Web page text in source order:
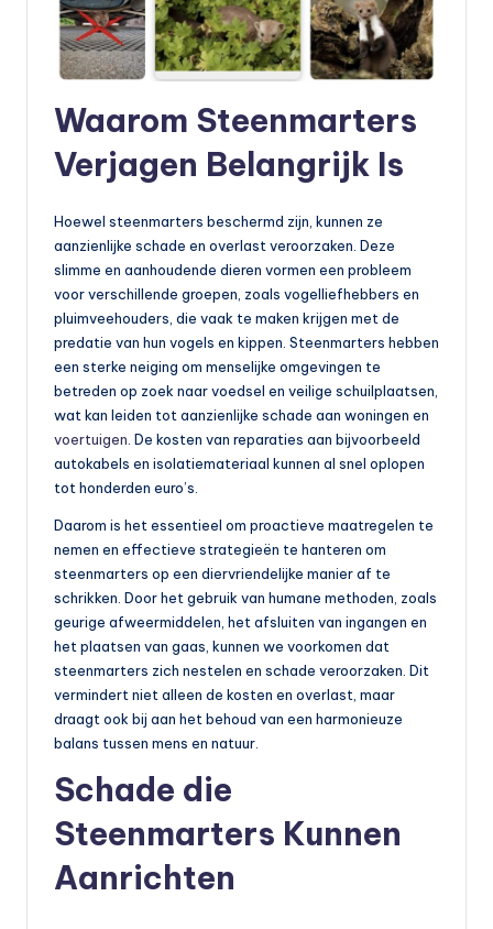
Waarom Steenmarters
Verjagen Belangrijk Is
Hoewel steenmarters beschermd zijn, kunnen ze
aanzienlijke schade en overlast veroorzaken. Deze
slimme en aanhoudende dieren vormen een probleem
voor verschillende groepen, zoals vogelliefhebbers en
pluimveehouders, die vaak te maken krijgen met de
predatie van hun vogels en kippen. Steenmarters hebben
een sterke neiging om menselijke omgevingen te
betreden op zoek naar voedsel en veilige schuilplaatsen,
wat kan leiden tot aanzienlijke schade aan woningen en
voertuigen . De kosten van reparaties aan bijvoorbeeld
autokabels en isolatiemateriaal kunnen al snel oplopen
tot honderden euro’s.
Daarom is het essentieel om proactieve maatregelen te
nemen en effectieve strategieën te hanteren om
steenmarters op een diervriendelijke manier af te
schrikken. Door het gebruik van humane methoden, zoals
geurige afweermiddelen, het afsluiten van ingangen en
het plaatsen van gaas, kunnen we voorkomen dat
steenmarters zich nestelen en schade veroorzaken. Dit
vermindert niet alleen de kosten en overlast, maar
draagt ook bij aan het behoud van een harmonieuze
balans tussen mens en natuur.
Schade die
Steenmarters Kunnen
Aanrichten